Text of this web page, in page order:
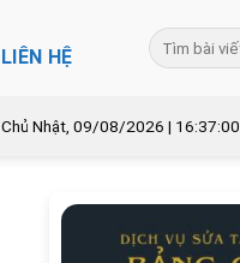
LIÊN HỆ
Chủ Nhật, 09/08/2026 | 16:37:01